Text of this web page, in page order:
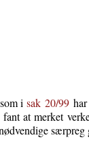
isak20/99
at merket
særpreg